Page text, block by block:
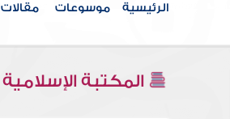
الرئيسية موسوعات مقالات
المكتبة الإسلامية